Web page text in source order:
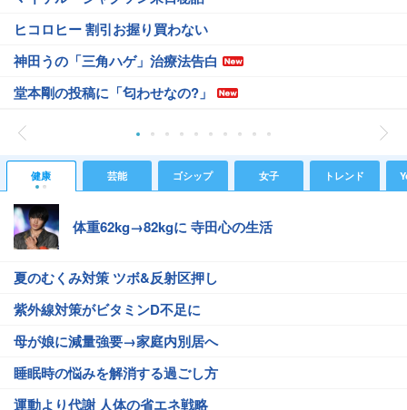
ヒコロヒー 割引お握り買わない
神田うの「三角ハゲ」治療法告白
堂本剛の投稿に「匂わせなの?」
健康 芸能 ゴシップ 女子 トレンド
体重62kg→82kgに 寺田心の生活
夏のむくみ対策 ツボ&反射区押し
紫外線対策がビタミンD不足に
母が娘に減量強要→家庭内別居へ
睡眠時の悩みを解消する過ごし方
運動より代謝 人体の省エネ戦略